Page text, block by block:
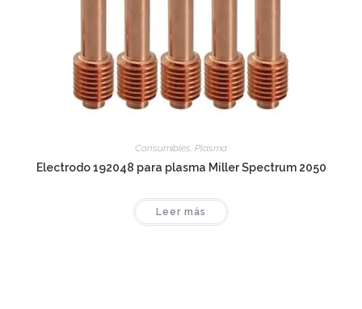
Consumibles Plasma
Electrodo 192048 para plasma Miller Spectrum 2050
Leer más